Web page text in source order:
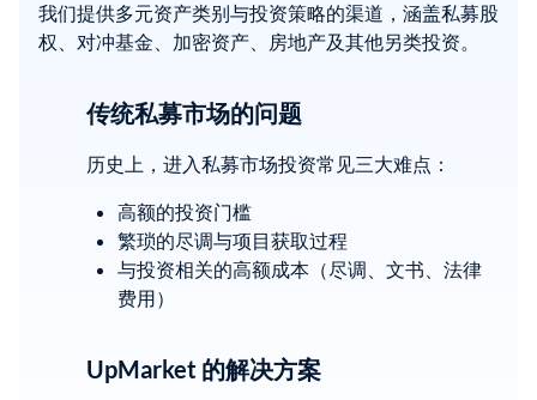
我们提供多元资产类别与投资策略的渠道，涵盖私募股
权、对冲基金、加密资产、房地产及其他另类投资。
传统私募市场的问题
历史上，进入私募市场投资常见三大难点：
高额的投资门槛
繁琐的尽调与项目获取过程
与投资相关的高额成本（尽调、文书、法律
费用）
UpMarket 的解决方案